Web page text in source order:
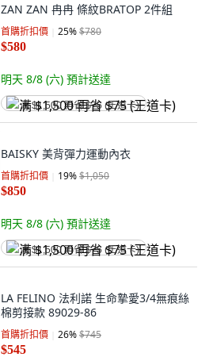
ZAN ZAN 冉冉 條紋BRATOP 2件組
首購折扣價 25%$780
$580
明天 8/8 (六) 預計送達
满 $1,500 再省 $75 (王道卡)
BAISKY 美背彈力運動內衣
首購折扣價 19%$1,050
$850
明天 8/8 (六) 預計送達
满 $1,500 再省 $75 (王道卡)
LA FELINO 法利諾 生命摯愛3/4無痕絲
棉剪接款 89029-86
首購折扣價 26%$745
$545